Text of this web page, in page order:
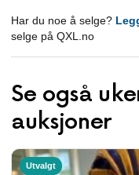
Har du noe å selge?
selge på QXL.no
Se også
auksjoner
Utvalgt